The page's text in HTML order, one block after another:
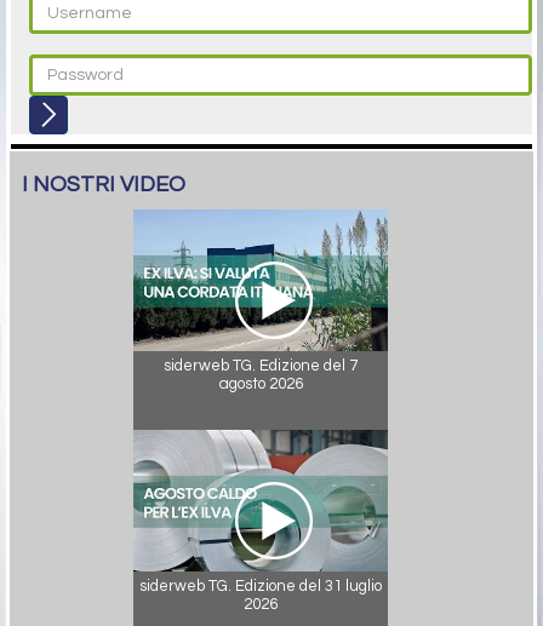
I NOSTRI VIDEO
siderweb TG. Edizione del 7
agosto 2026
siderweb TG. Edizione del 31 luglio
2026